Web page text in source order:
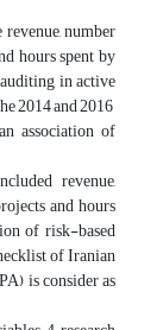
number
hours spent by
in active
2014 and 2016
association of
revenue,
and hours
of risk-based
of Iranian
is consider as